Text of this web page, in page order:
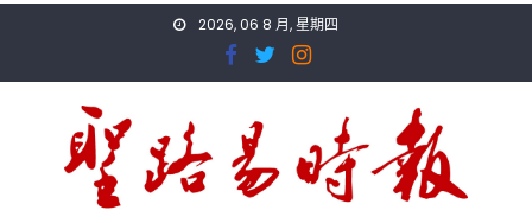
2026, 06 8 月, 星期四